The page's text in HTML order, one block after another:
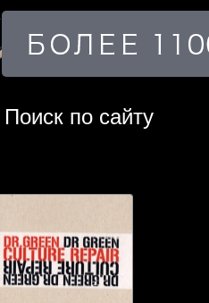
Поиск по сайту